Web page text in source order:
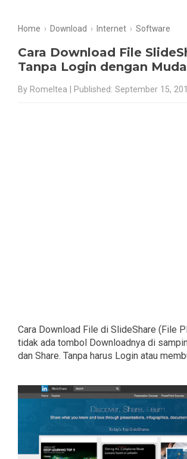
Home › Download › Internet › Software
Cara Download File
Tanpa Login dengan
By Romeltea | Published: September 15,
Cara Download File di SlideShare (File
tidak ada tombol Downloadnya di
dan Share. Tanpa harus Login atau